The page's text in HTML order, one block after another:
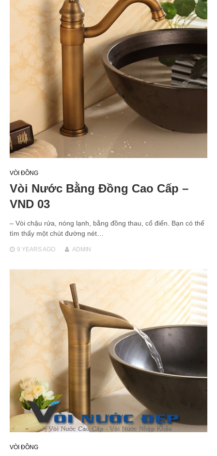
VÒI ĐỒNG
Vòi Nước Bằng Đồng Cao Cấp –
VND 03
– Vòi chậu rửa, nóng lạnh, bằng đồng thau, cổ điển. Bạn có thể
tìm thấy một chút đường nét…
9 YEARSAGO ADMIN
VÒI ĐỒNG